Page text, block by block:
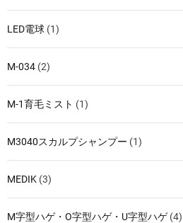
LED電球 (1)
M-034 (2)
M-1育毛ミスト (1)
M3040スカルプシャンプー (1)
MEDIK (3)
M字型ハゲ・O字型ハゲ・U字型ハゲ(4)